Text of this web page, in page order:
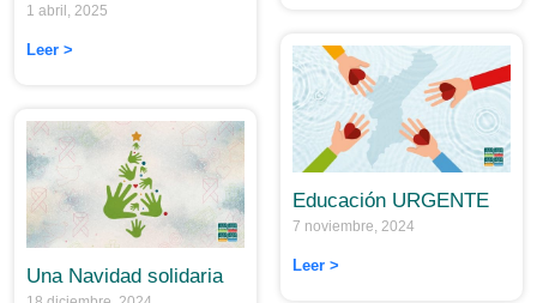
1 abril, 2025
Leer >
Una Navidad solidaria
Educación URGENTE
7 noviembre, 2024
Leer >